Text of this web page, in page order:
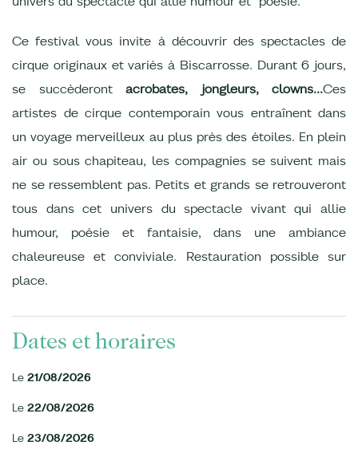
Ce festival vous invite à découvrir des spectacles de
cirque originaux et variés à Biscarrosse. Durant 6 jours,
se succèderont acrobates, jongleurs, clowns...Ces
artistes de cirque contemporain vous entraînent dans
un voyage merveilleux au plus près des étoiles. En plein
air ou sous chapiteau, les compagnies se suivent mais
ne se ressemblent pas. Petits et grands se retrouveront
tous dans cet univers du spectacle vivant qui allie
humour, poésie et fantaisie, dans une ambiance
chaleureuse et conviviale. Restauration possible sur
place.
Dates et horaires
Le 21/08/2026
Le 22/08/2026
Le 23/08/2026